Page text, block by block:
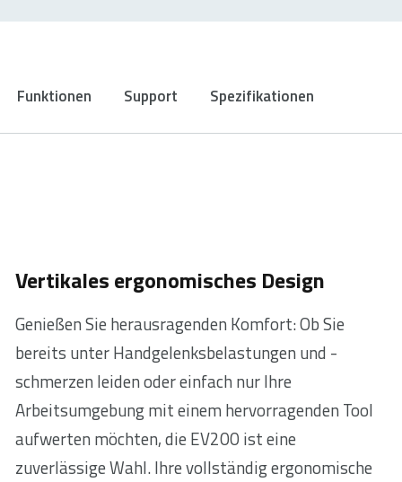
Funktionen Support Spezifikationen
Vertikales ergonomisches Design
Genießen Sie herausragenden Komfort: Ob Sie
bereits unter Handgelenksbelastungen und -
schmerzen leiden oder einfach nur Ihre
Arbeitsumgebung mit einem hervorragenden Tool
aufwerten möchten, die EV200 ist eine
zuverlässige Wahl. Ihre vollständig ergonomische